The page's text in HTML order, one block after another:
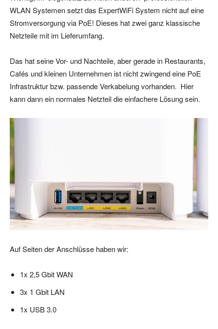
WLAN Systemen setzt das ExpertWiFi System nicht auf eine
Stromversorgung via PoE! Dieses hat zwei ganz klassische
Netzteile mit im Lieferumfang.
Das hat seine Vor- und Nachteile, aber gerade in Restaurants,
Cafés und kleinen Unternehmen ist nicht zwingend eine PoE
Infrastruktur bzw. passende Verkabelung vorhanden. Hier
kann dann ein normales Netzteil die einfachere Lösung sein.
Auf Seiten der Anschlüsse haben wir:
1x 2,5 Gbit WAN
3x 1 Gbit LAN
1x USB 3.0